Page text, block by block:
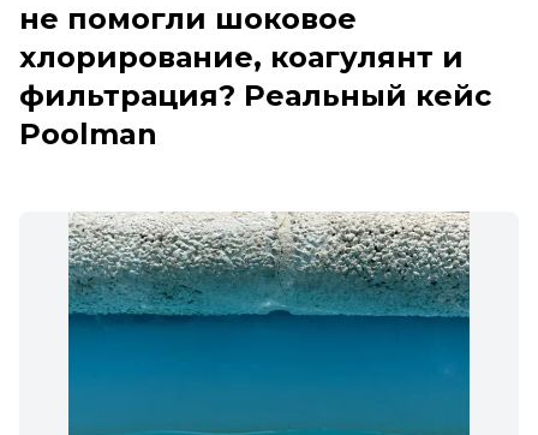
не помогли шоковое
хлорирование, коагулянт и
фильтрация? Реальный кейс
Poolman